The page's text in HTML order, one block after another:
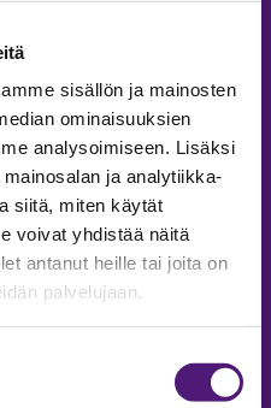
sisällön ja mainosten
ominaisuuksien
analysoimiseen. Lisäksi
ja analytiikka-
siitä, miten käytät
voivat yhdistää näitä
antanut heille tai joita on
palvelujaan.